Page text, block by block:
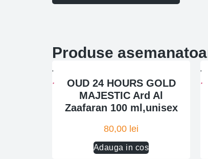
Produse
OUD 24 HOURS GOLD
MAJESTIC Ard Al
Zaafaran 100 ml,unisex
80,00 lei
Adauga in cos